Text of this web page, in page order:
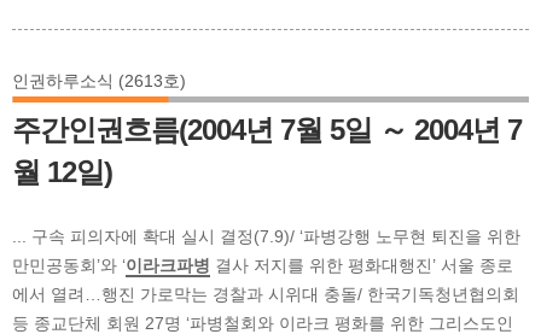
인권하루소식 (2613호)
주간인권흐름(2004년 7월 5일 ～ 2004년 7
월 12일)
... 구속 피의자에 확대 실시 결정(7.9)/ ‘파병강행 노무현 퇴진을 위한
만민공동회’와 ‘이라크파병 결사 저지를 위한 평화대행진’ 서울 종로
에서 열려…행진 가로막는 경찰과 시위대 충돌/ 한국기독청년협의회
등 종교단체 회원 27명 ‘파병철회와 이라크 평화를 위한 그리스도인